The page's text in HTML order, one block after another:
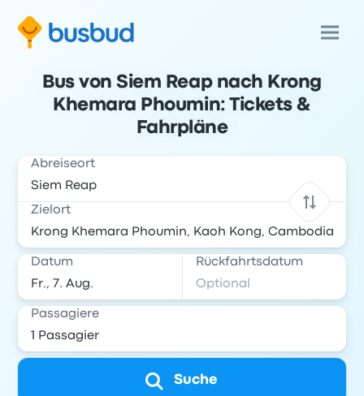
Bus von Siem Reap nach Krong
Khemara Phoumin: Tickets &
Fahrpläne
Abreiseort
Zielort
Datum Rückfahrtsdatum
Passagiere
Suche